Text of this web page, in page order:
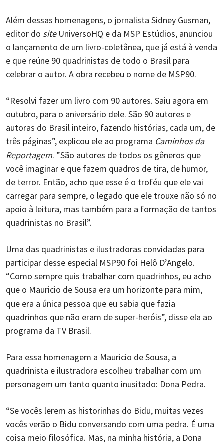
Além dessas homenagens, o jornalista Sidney Gusman,
editor do siteUniversoHQ e da MSP Estúdios, anunciou
o lançamento de um livro-coletânea, que já está à venda
e que reúne 90 quadrinistas de todo o Brasil para
celebrar o autor. A obra recebeu o nome de MSP90.
“Resolvi fazer um livro com 90 autores. Saiu agora em
outubro, para o aniversário dele. São 90 autores e
autoras do Brasil inteiro, fazendo histórias, cada um, de
três páginas”, explicou ele ao programa Caminhos da
Reportagem. ”São autores de todos os gêneros que
você imaginar e que fazem quadros de tira, de humor,
de terror. Então, acho que esse é o troféu que ele vai
carregar para sempre, o legado que ele trouxe não só no
apoio à leitura, mas também para a formação de tantos
quadrinistas no Brasil”.
Uma das quadrinistas e ilustradoras convidadas para
participar desse especial MSP90 foi Helô D’Angelo.
“Como sempre quis trabalhar com quadrinhos, eu acho
que o Mauricio de Sousa era um horizonte para mim,
que era a única pessoa que eu sabia que fazia
quadrinhos que não eram de super-heróis”, disse ela ao
programa da TV Brasil.
Para essa homenagem a Mauricio de Sousa, a
quadrinista e ilustradora escolheu trabalhar com um
personagem um tanto quanto inusitado: Dona Pedra.
“Se vocês lerem as historinhas do Bidu, muitas vezes
vocês verão o Bidu conversando com uma pedra. É uma
coisa meio filosófica. Mas, na minha história, a Dona